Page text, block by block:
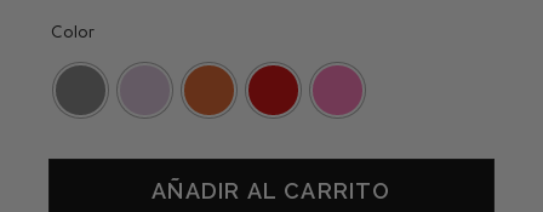
Color
AÑADIR AL CARRITO